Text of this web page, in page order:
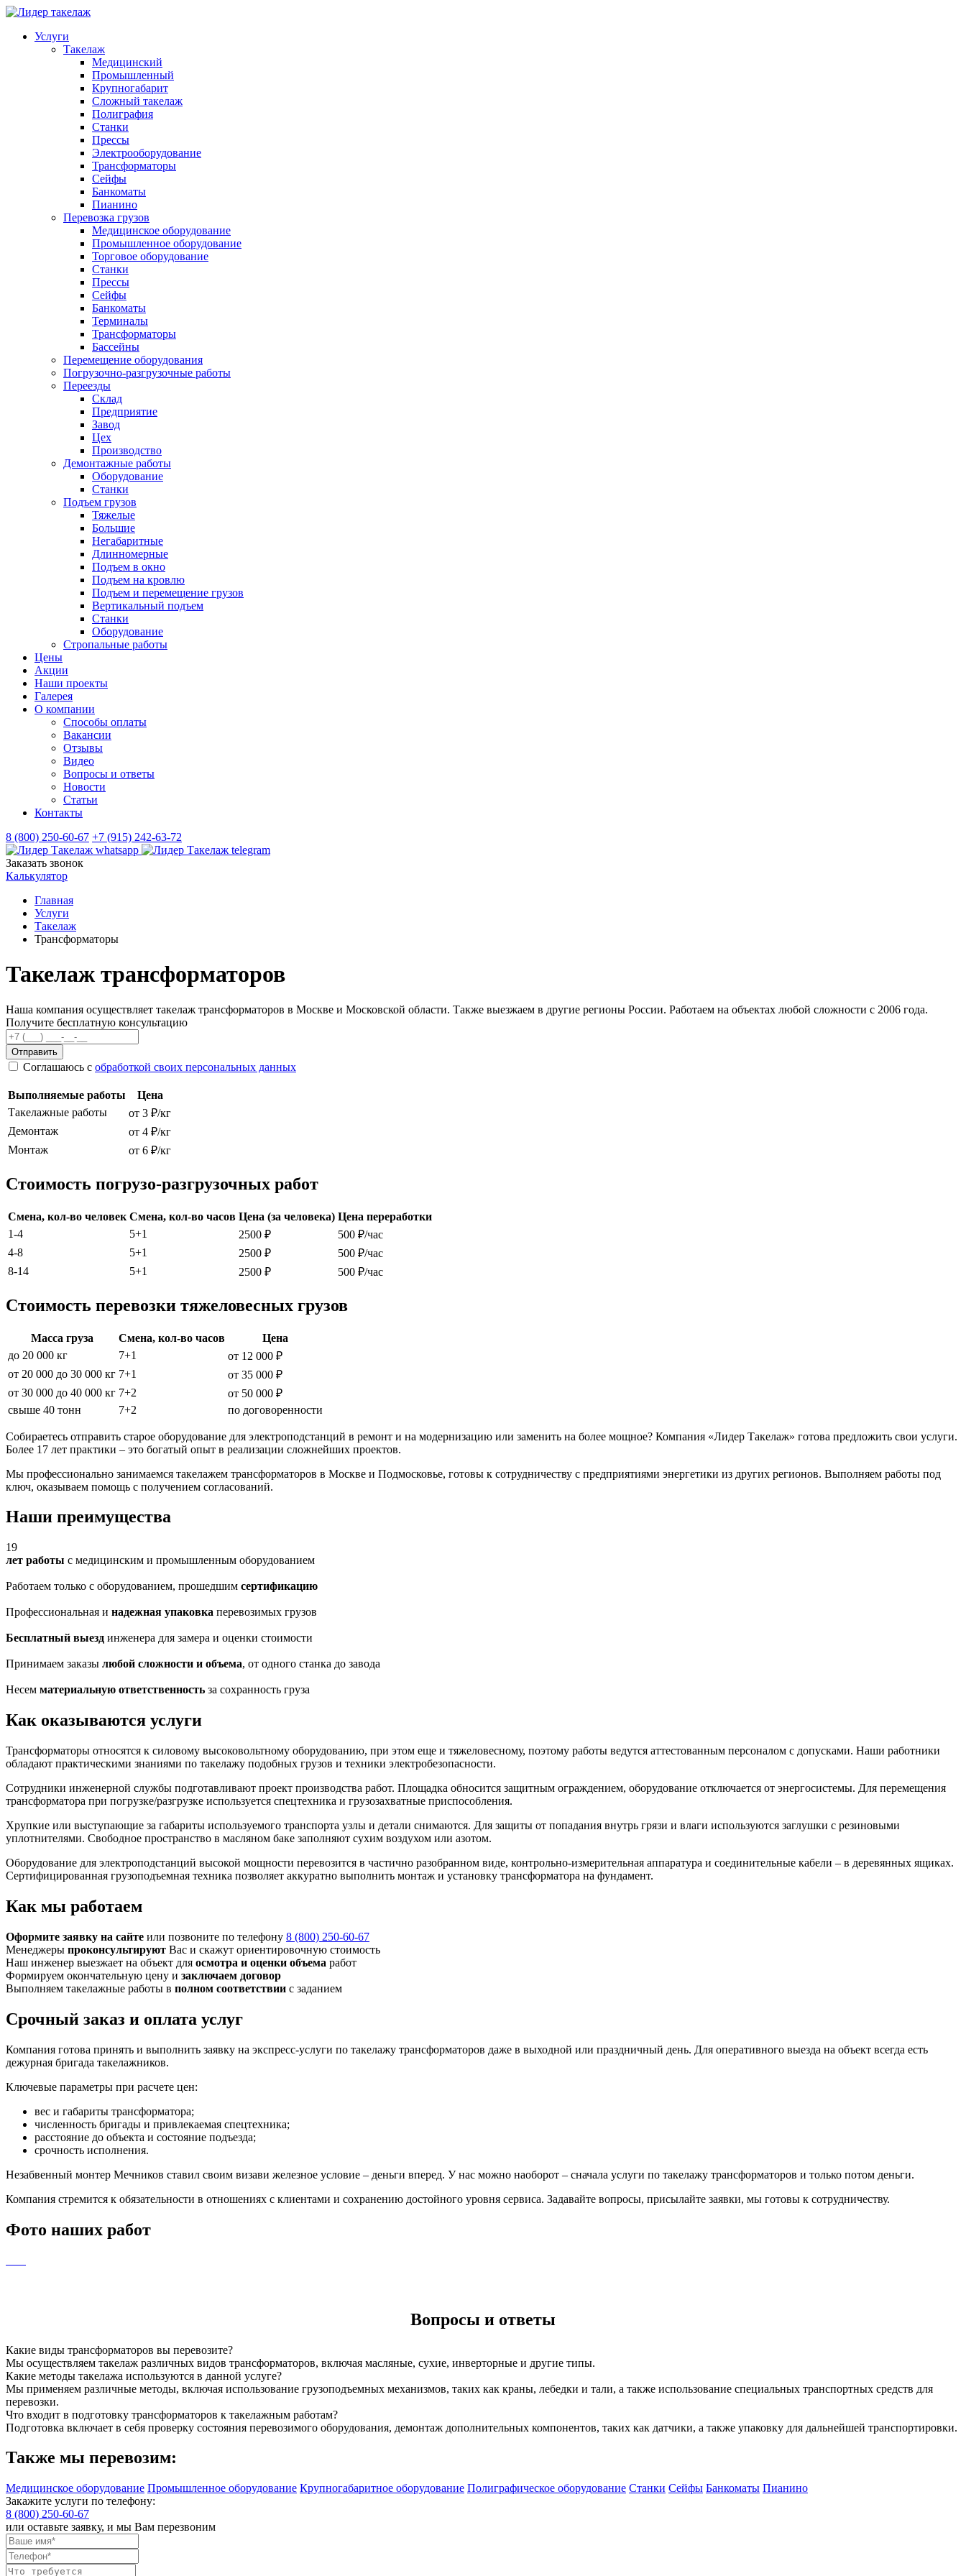
Услуги
Такелаж
Медицинский
Промышленный
Крупногабарит
Сложный такелаж
Полиграфия
Станки
Прессы
Электрооборудование
Трансформаторы
Сейфы
Банкоматы
Пианино
Перевозка грузов
Медицинское оборудование
Промышленное оборудование
Торговое оборудование
Станки
Прессы
Сейфы
Банкоматы
Терминалы
Трансформаторы
Бассейны
Перемещение оборудования
Погрузочно-разгрузочные работы
Переезды
Склад
Предприятие
Завод
Цех
Производство
Демонтажные работы
Оборудование
Станки
Подъем грузов
Тяжелые
Большие
Негабаритные
Длинномерные
Подъем в окно
Подъем на кровлю
Подъем и перемещение грузов
Вертикальный подъем
Станки
Оборудование
Стропальные работы
Цены
Акции
Наши проекты
Галерея
О компании
Способы оплаты
Вакансии
Отзывы
Видео
Вопросы и ответы
Новости
Статьи
Контакты
8 (800) 250-60-67 +7 (915) 242-63-72
Заказать звонок
Калькулятор
Главная
Услуги
Такелаж
Трансформаторы
Такелаж трансформаторов
Наша компания осуществляет такелаж трансформаторов в Москве и Московской области. Также выезжаем в другие регионы России. Работаем на объектах любой сложности с 2006 года.
Получите бесплатную консультацию
Отправить
Соглашаюсь с обработкой своих персональных данных
Выполняемые работы
Цена
Такелажные работы
от 3 ₽/кг
Демонтаж
от 4 ₽/кг
Монтаж
от 6 ₽/кг
Стоимость погрузо-разгрузочных работ
Смена, кол-во человек Смена, кол-во часов Цена (за человека) Цена переработки
1-4
5+1 2500 ₽
500 ₽/час
4-8
5+1 2500 ₽
500 ₽/час
8-14
5+1 2500 ₽ 500 ₽/час
Стоимость перевозки тяжеловесных грузов
Масса груза Смена, кол-во часов
Цена
до 20 000 кг
7+1
от 12 000 ₽
от 20 000 до 30 000 кг 7+1
от 35 000 ₽
от 30 000 до 40 000 кг 7+2
от 50 000 ₽
свыше 40 тонн
7+2 по договоренности
Собираетесь отправить старое оборудование для электроподстанций в ремонт и на модернизацию или заменить на более мощное? Компания «Лидер Такелаж» готова предложить свои услуги.
Более 17 лет практики – это богатый опыт в реализации сложнейших проектов.
Мы профессионально занимаемся такелажем трансформаторов в Москве и Подмосковье, готовы к сотрудничеству с предприятиями энергетики из других регионов. Выполняем работы под
ключ, оказываем помощь с получением согласований.
Наши преимущества
19
лет работы с медицинским и промышленным оборудованием
Работаем только с оборудованием, прошедшим сертификацию
Профессиональная и надежная упаковка перевозимых грузов
Бесплатный выезд инженера для замера и оценки стоимости
Принимаем заказы любой сложности и объема, от одного станка до завода
Несем материальную ответственность за сохранность груза
Как оказываются услуги
Трансформаторы относятся к силовому высоковольтному оборудованию, при этом еще и тяжеловесному, поэтому работы ведутся аттестованным персоналом с допусками. Наши работники
обладают практическими знаниями по такелажу подобных грузов и техники электробезопасности.
Сотрудники инженерной службы подготавливают проект производства работ. Площадка обносится защитным ограждением, оборудование отключается от энергосистемы. Для перемещения
трансформатора при погрузке/разгрузке используется спецтехника и грузозахватные приспособления.
Хрупкие или выступающие за габариты используемого транспорта узлы и детали снимаются. Для защиты от попадания внутрь грязи и влаги используются заглушки с резиновыми
уплотнителями. Свободное пространство в масляном баке заполняют сухим воздухом или азотом.
Оборудование для электроподстанций высокой мощности перевозится в частично разобранном виде, контрольно-измерительная аппаратура и соединительные кабели – в деревянных ящиках.
Сертифицированная грузоподъемная техника позволяет аккуратно выполнить монтаж и установку трансформатора на фундамент.
Как мы работаем
Оформите заявку на сайте или позвоните по телефону 8 (800) 250-60-67
Менеджеры проконсультируют Вас и скажут ориентировочную стоимость
Наш инженер выезжает на объект для осмотра и оценки объема работ
Формируем окончательную цену и заключаем договор
Выполняем такелажные работы в полном соответствии с заданием
Срочный заказ и оплата услуг
Компания готова принять и выполнить заявку на экспресс-услуги по такелажу трансформаторов даже в выходной или праздничный день. Для оперативного выезда на объект всегда есть
дежурная бригада такелажников.
Ключевые параметры при расчете цен:
вес и габариты трансформатора;
численность бригады и привлекаемая спецтехника;
расстояние до объекта и состояние подъезда;
срочность исполнения.
Незабвенный монтер Мечников ставил своим визави железное условие – деньги вперед. У нас можно наоборот – сначала услуги по такелажу трансформаторов и только потом деньги.
Компания стремится к обязательности в отношениях с клиентами и сохранению достойного уровня сервиса. Задавайте вопросы, присылайте заявки, мы готовы к сотрудничеству.
Фото наших работ
Вопросы и ответы
Какие виды трансформаторов вы перевозите?
Мы осуществляем такелаж различных видов трансформаторов, включая масляные, сухие, инверторные и другие типы.
Какие методы такелажа используются в данной услуге?
Мы применяем различные методы, включая использование грузоподъемных механизмов, таких как краны, лебедки и тали, а также использование специальных транспортных средств для
перевозки.
Что входит в подготовку трансформаторов к такелажным работам?
Подготовка включает в себя проверку состояния перевозимого оборудования, демонтаж дополнительных компонентов, таких как датчики, а также упаковку для дальнейшей транспортировки.
Также мы перевозим:
Медицинское оборудование Промышленное оборудование Крупногабаритное оборудование Полиграфическое оборудование Станки Сейфы Банкоматы Пианино
Закажите услуги по телефону:
8 (800) 250-60-67
или оставьте заявку, и мы Вам перезвоним